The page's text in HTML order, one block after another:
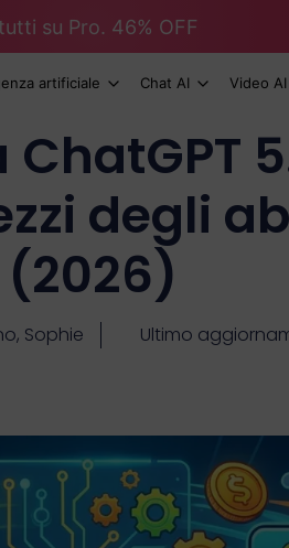
su Pro. 46% OFF
artificiale Chat AI Video AI
degli
(2026)
Sophie Ultimo